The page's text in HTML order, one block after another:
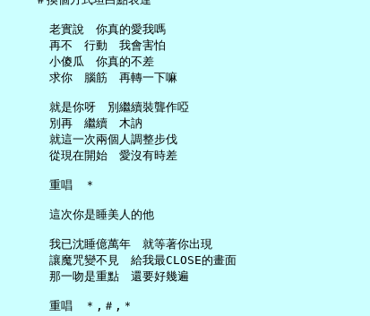
     老實說　你真的愛我嗎
     再不　行動　我會害怕
     小傻瓜　你真的不差
     求你　腦筋　再轉一下嘛
     就是你呀　別繼續裝聾作啞
     別再　繼續　木訥
     就這一次兩個人調整步伐
     從現在開始　愛沒有時差
     重唱　＊
     這次你是睡美人的他
     我已沈睡億萬年　就等著你出現
     讓魔咒變不見　給我最CLOSE的畫面
     那一吻是重點　還要好幾遍
     重唱　＊,＃,＊